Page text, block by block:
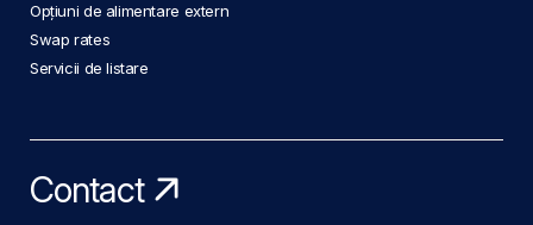
Opțiuni de alimentare extern
Swap rates
Servicii de listare
Contact